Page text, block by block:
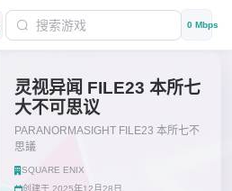
0 Mbps
灵视异闻 FILE23 本所七
大不可思议
PARANORMASIGHT FILE23 本所七不
思議
SQUARE ENIX
创建于 2025年12月28日